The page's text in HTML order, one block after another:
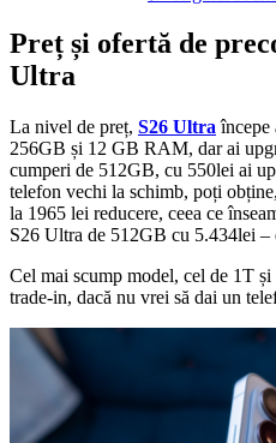
Preț și ofertă de
Ultra
La nivel de preț, S26 Ultra începe
256GB și 12 GB RAM, dar ai
cumperi de 512GB, cu 550lei ai
telefon vechi la schimb, poți
la 1965 lei reducere, ceea ce
S26 Ultra de 512GB cu 5.434lei –
Cel mai scump model, cel de 1T
trade-in, dacă nu vrei să dai un